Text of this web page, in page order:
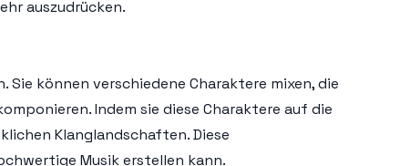
auszudrücken.
können verschiedene Charaktere mixen, die
Indem sie diese Charaktere auf die
Klanglandschaften. Diese
Musik erstellen kann.